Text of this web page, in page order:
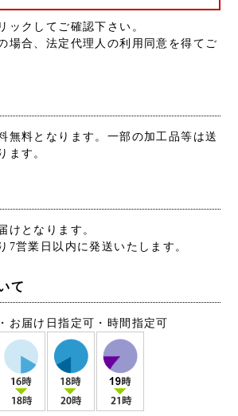
ックしてご確認下さい。
場合、法定代理人の利用同意を得てご
無料となります。一部の加工品等は送
ます。
けとなります。
7営業日以内に発送いたします。
て
お届け日指定可・時間指定可